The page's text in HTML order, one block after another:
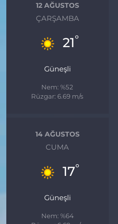
12 AĞUSTOS
ÇARŞAMBA
21°
Güneşli
Nem: %52
Rüzgar: 6.69 m/s
14 AĞUSTOS
CUMA
17°
Güneşli
Nem: %64